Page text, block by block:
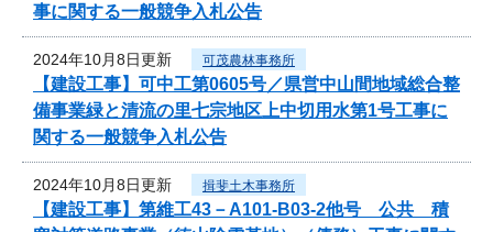
事に関する一般競争入札公告
2024年10月8日更新 可茂農林事務所
【建設工事】可中工第0605号／県営中山間地域総合整
備事業緑と清流の里七宗地区上中切用水第1号工事に
関する一般競争入札公告
2024年10月8日更新 揖斐土木事務所
【建設工事】第維工43－A101-B03-2他号 公共 積